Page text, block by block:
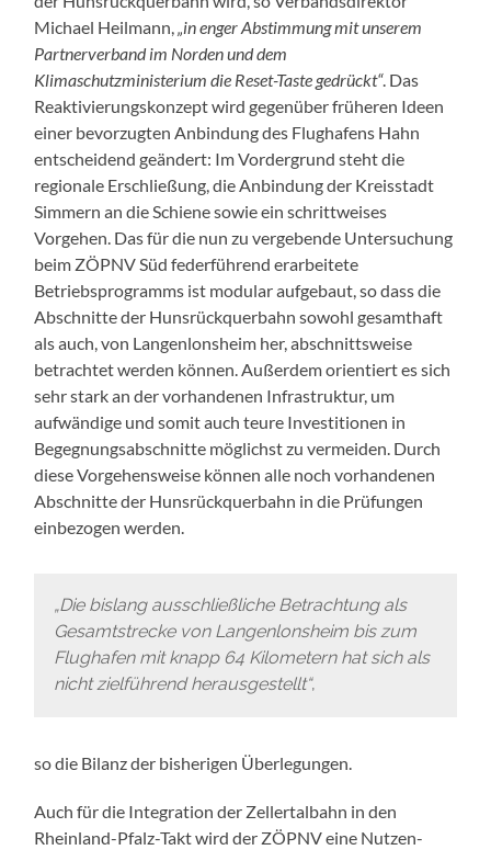
Michael Heilmann,
„in enger Abstimmung mit unserem
Partnerverband im Norden und dem
Klimaschutzministerium die Reset-Taste gedrückt“. Das
Reaktivierungskonzept wird gegenüber früheren Ideen
einer bevorzugten Anbindung des Flughafens Hahn
entscheidend geändert: Im Vordergrund steht die
regionale Erschließung, die Anbindung der Kreisstadt
Simmern an die Schiene sowie ein schrittweises
Vorgehen. Das für die nun zu vergebende Untersuchung
beim ZÖPNV Süd federführend erarbeitete
Betriebsprogramms ist modular aufgebaut, so dass die
Abschnitte der Hunsrückquerbahn sowohl gesamthaft
als auch, von Langenlonsheim her, abschnittsweise
betrachtet werden können. Außerdem orientiert es sich
sehr stark an der vorhandenen Infrastruktur, um
aufwändige und somit auch teure Investitionen in
Begegnungsabschnitte möglichst zu vermeiden. Durch
diese Vorgehensweise können alle noch vorhandenen
Abschnitte der Hunsrückquerbahn in die Prüfungen
einbezogen werden.
„Die bislang ausschließliche Betrachtung als
Gesamtstrecke von Langenlonsheim bis zum
Flughafen mit knapp 64 Kilometern hat sich als
nicht zielführend herausgestellt“,
so die Bilanz der bisherigen Überlegungen.
Auch für die Integration der Zellertalbahn in den
Rheinland-Pfalz-Takt wird der ZÖPNV eine Nutzen-